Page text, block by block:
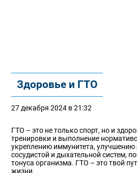
Здоровье и ГТО
27 декабря 2024 в 21:32
ГТО – это не только спорт, но и
тренировки и выполнение
укреплению иммунитета, улучшению
сосудистой и дыхательной систем,
тонуса организма. ГТО – это твой
жизни.